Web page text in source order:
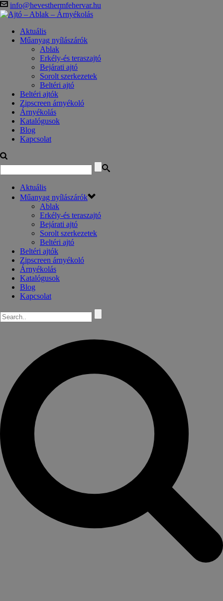
info@hevesthermfehervar.hu
Aktuális
Műanyag nyílászárók
Ablak
Erkély-és teraszajtó
Bejárati ajtó
Sorolt szerkezetek
Beltéri ajtó
Beltéri ajtók
Zipscreen árnyékoló
Árnyékolás
Katalógusok
Blog
Kapcsolat
Aktuális
Műanyag nyílászárók
Ablak
Erkély-és teraszajtó
Bejárati ajtó
Sorolt szerkezetek
Beltéri ajtó
Beltéri ajtók
Zipscreen árnyékoló
Árnyékolás
Katalógusok
Blog
Kapcsolat